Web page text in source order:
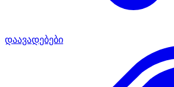
დაავადებები